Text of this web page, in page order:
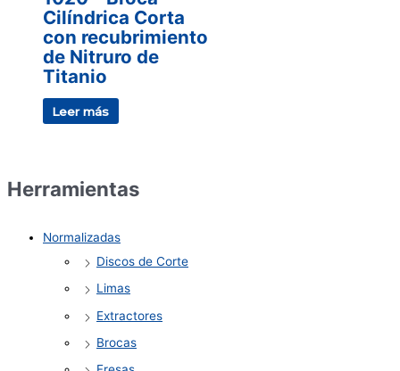
Cilíndrica Corta
con recubrimiento
de Nitruro de
Titanio
Leer más
Herramientas
Normalizadas
Discos de Corte
Limas
Extractores
Brocas